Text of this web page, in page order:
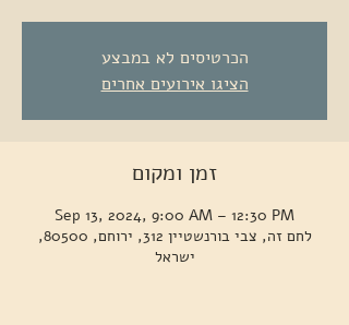
הכרטיסים לא במבצע
הציגו אירועים אחרים
זמן ומקום
Sep 13, 2024, 9:00 AM – 12:30 PM
לחם זה, צבי בורנשטיין 312, ירוחם, 80500,
ישראל